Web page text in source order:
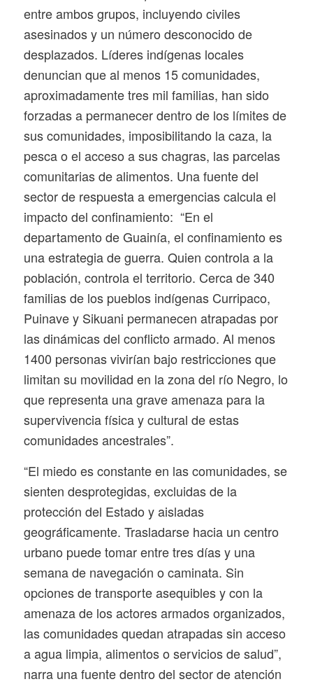
entre ambos grupos, incluyendo civiles
asesinados y un número desconocido de
desplazados. Líderes indígenas locales
denuncian que al menos 15 comunidades,
aproximadamente tres mil familias, han sido
forzadas a permanecer dentro de los límites de
sus comunidades, imposibilitando la caza, la
pesca o el acceso a sus chagras, las parcelas
comunitarias de alimentos. Una fuente del
sector de respuesta a emergencias calcula el
impacto del confinamiento: “En el
departamento de Guainía, el confinamiento es
una estrategia de guerra. Quien controla a la
población, controla el territorio. Cerca de 340
familias de los pueblos indígenas Curripaco,
Puinave y Sikuani permanecen atrapadas por
las dinámicas del conflicto armado. Al menos
1400 personas vivirían bajo restricciones que
limitan su movilidad en la zona del río Negro, lo
que representa una grave amenaza para la
supervivencia física y cultural de estas
comunidades ancestrales”.
“El miedo es constante en las comunidades, se
sienten desprotegidas, excluidas de la
protección del Estado y aisladas
geográficamente. Trasladarse hacia un centro
urbano puede tomar entre tres días y una
semana de navegación o caminata. Sin
opciones de transporte asequibles y con la
amenaza de los actores armados organizados,
las comunidades quedan atrapadas sin acceso
a agua limpia, alimentos o servicios de salud”,
narra una fuente dentro del sector de atención